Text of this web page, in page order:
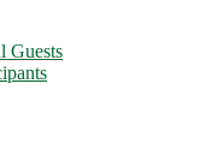
Guests